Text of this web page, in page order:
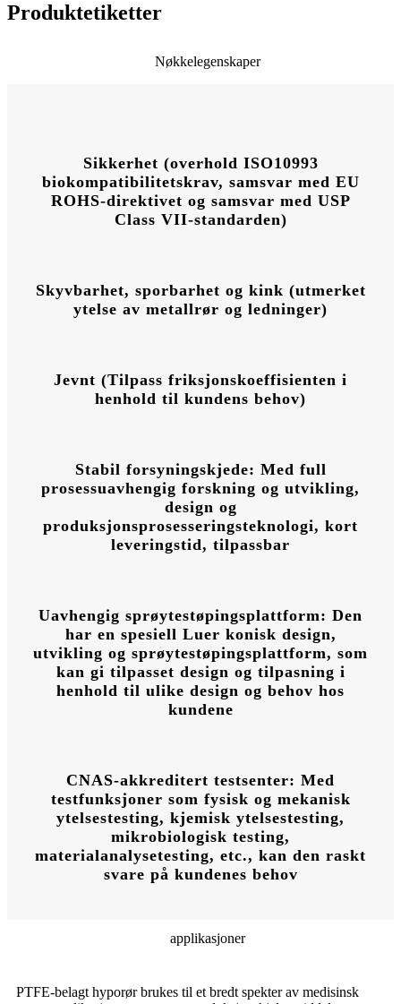
Produktetiketter
Nøkkelegenskaper
Sikkerhet (overhold ISO10993
biokompatibilitetskrav, samsvar med EU
ROHS-direktivet og samsvar med USP
Class VII-standarden)
Skyvbarhet, sporbarhet og kink (utmerket
ytelse av metallrør og ledninger)
Jevnt (Tilpass friksjonskoeffisienten i
henhold til kundens behov)
Stabil forsyningskjede: Med full
prosessuavhengig forskning og utvikling,
design og
produksjonsprosesseringsteknologi, kort
leveringstid, tilpassbar
Uavhengig sprøytestøpingsplattform: Den
har en spesiell Luer konisk design,
utvikling og sprøytestøpingsplattform, som
kan gi tilpasset design og tilpasning i
henhold til ulike design og behov hos
kundene
CNAS-akkreditert testsenter: Med
testfunksjoner som fysisk og mekanisk
ytelsestesting, kjemisk ytelsestesting,
mikrobiologisk testing,
materialanalysetesting, etc., kan den raskt
svare på kundenes behov
applikasjoner
PTFE-belagt hyporør brukes til et bredt spekter av medisinsk